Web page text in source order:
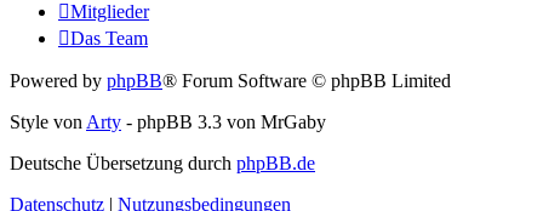
Mitglieder
Das Team
Powered by phpBB® Forum Software © phpBB Limited
Style von Arty - phpBB 3.3 von MrGaby
Deutsche Übersetzung durch phpBB.de
Datenschutz | Nutzungsbedingungen